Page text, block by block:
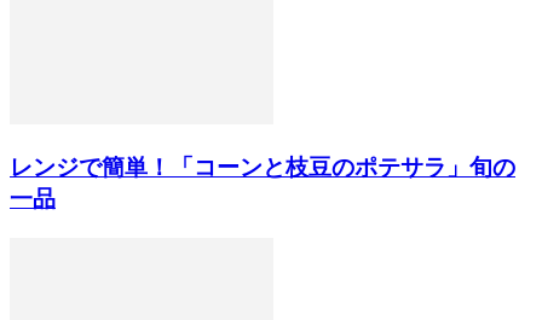
レンジで簡単！「コーンと枝豆のポテサラ」旬の
一品